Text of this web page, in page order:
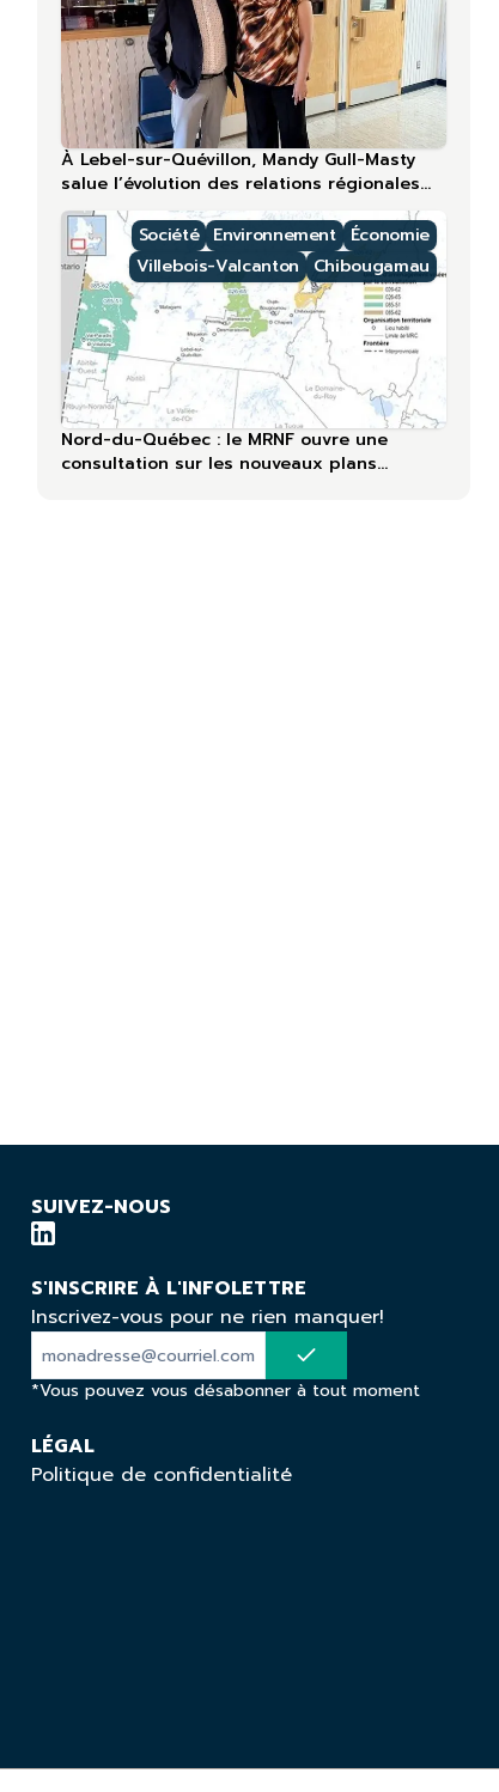
À Lebel-sur-Quévillon, Mandy Gull-Masty
salue l’évolution des relations régionales
lors du 60ᵉ anniversaire
Société
Environnement
Économie
Villebois-Valcanton
Chibougamau
Nord-du-Québec : le MRNF ouvre une
consultation sur les nouveaux plans
SUIVEZ-NOUS
S'INSCRIRE À L'INFOLETTRE
Inscrivez-vous pour ne rien manquer!
*Vous pouvez vous désabonner à tout moment
LÉGAL
Politique de confidentialité